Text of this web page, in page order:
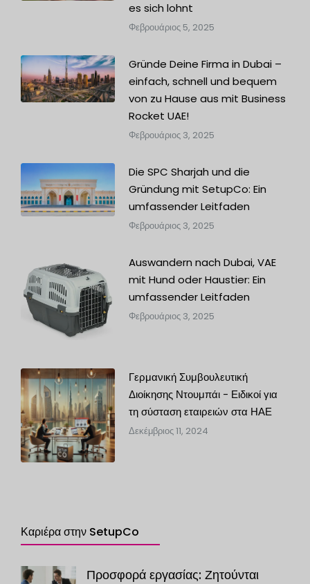
es sich lohnt
Φεβρουάριος 5, 2025
Gründe Deine Firma in Dubai –
einfach, schnell und bequem
von zu Hause aus mit Business
Rocket UAE!
Φεβρουάριος 3, 2025
Die SPC Sharjah und die
Gründung mit SetupCo: Ein
umfassender Leitfaden
Φεβρουάριος 3, 2025
Auswandern nach Dubai, VAE
mit Hund oder Haustier: Ein
umfassender Leitfaden
Φεβρουάριος 3, 2025
Γερμανική Συμβουλευτική
Διοίκησης Ντουμπάι - Ειδικοί για
τη σύσταση εταιρειών στα ΗΑΕ
Δεκέμβριος 11, 2024
Καριέρα στην SetupCo
Προσφορά εργασίας: Ζητούνται